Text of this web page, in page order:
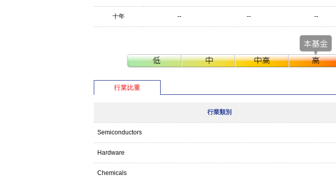
十年 -- -- --
行業比重
行業類別
Semiconductors
Hardware
Chemicals